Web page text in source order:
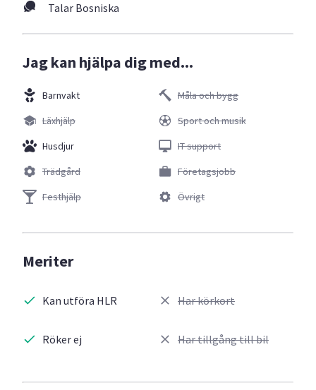
Talar Bosniska
Jag kan hjälpa dig med...
Barnvakt
Läxhjälp
Husdjur
Trädgård
Festhjälp
Måla och bygg
Sport och musik
IT support
Företagsjobb
Övrigt
Meriter
Kan utföra HLR
Röker ej
Har körkort
Har tillgång till bil